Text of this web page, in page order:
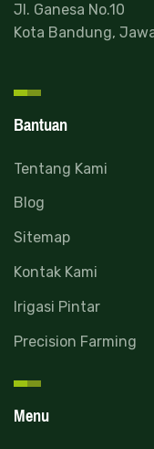
Jl. Ganesa No.10
Kota Bandung,
Bantuan
Tentang Kami
Blog
Sitemap
Kontak Kami
Irigasi Pintar
Precision Farming
Menu